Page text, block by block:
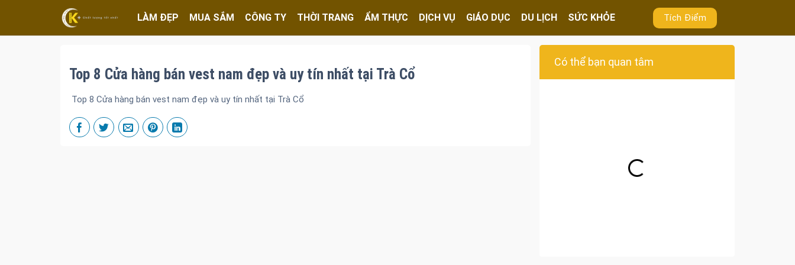
LÀM ĐẸP MUA SẮM CÔNG TY THỜI TRANG ẨM THỰC DỊCH VỤ GIÁO DỤC DU LỊCH SỨC KHỎE Tích Điểm
Top 8 Cửa hàng bán vest nam đẹp và uy tín nhất tại Trà Cổ
Top 8 Cửa hàng bán vest nam đẹp và uy tín nhất tại Trà Cổ
Có thể bạn quan tâm